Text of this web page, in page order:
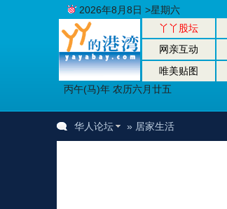
丫丫股坛
网亲互动
唯美贴图
丙午(马)年 农历六月廿五
2026年8月8日 >星期六
华人论坛 » 居家生活